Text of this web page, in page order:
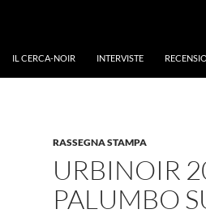
IL CERCA-NOIR INTERVISTE
RASSEGNA STAMPA
URBINOIR
PALUMBO